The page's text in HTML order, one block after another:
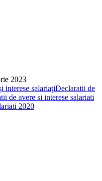
2023
interese salariațiDeclaratii de
de avere si interese salariati
2020